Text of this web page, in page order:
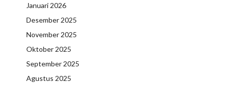
Januari 2026
Desember 2025
November 2025
Oktober 2025
September 2025
Agustus 2025